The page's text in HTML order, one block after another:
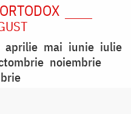
aprilie mai iunie iulie
noiembrie